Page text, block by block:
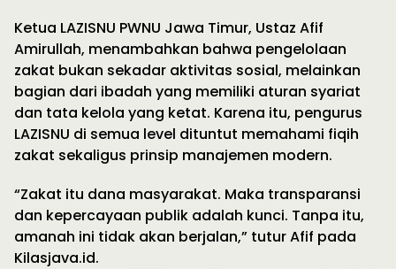
Ketua LAZISNU PWNU Jawa Timur, Ustaz Afif
Amirullah, menambahkan bahwa pengelolaan
zakat bukan sekadar aktivitas sosial, melainkan
bagian dari ibadah yang memiliki aturan syariat
dan tata kelola yang ketat. Karena itu, pengurus
LAZISNU di semua level dituntut memahami fiqih
zakat sekaligus prinsip manajemen modern.
“Zakat itu dana masyarakat. Maka transparansi
dan kepercayaan publik adalah kunci. Tanpa itu,
amanah ini tidak akan berjalan,” tutur Afif pada
Kilasjava.id.